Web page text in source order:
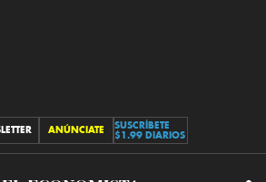
ANÚNCIATE
SUSCRÍBETE
$1.99 DIARIOS